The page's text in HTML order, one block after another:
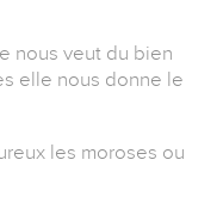
nous veut du bien
elle nous donne le
les moroses ou